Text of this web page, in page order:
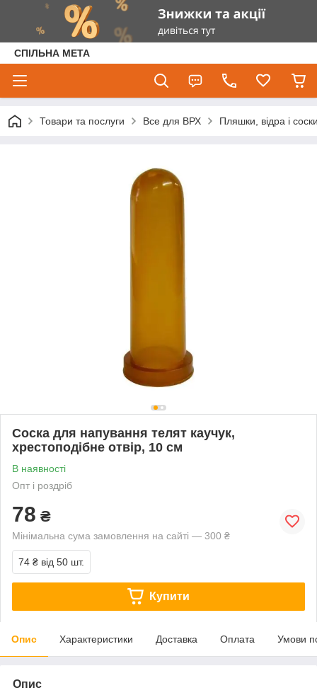
СПІЛЬНА МЕТА
Товари та послуги Все для ВРХ Пляшки, відра і
Соска для напування телят каучук,
хрестоподібне отвір, 10 см
В наявності
Опт і роздріб
78 ₴
Мінімальна сума замовлення на сайті — 300 ₴
74 ₴ від 50 шт.
Купити
Опис Характеристики Доставка Оплата Умови
Опис